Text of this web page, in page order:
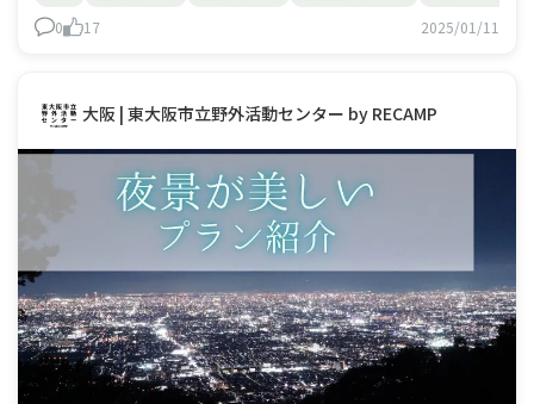
リビングと寝室が分かれた2ルームテントのリビング部分
0 17 2025/01/11
大阪 | 東大阪市立野外活動センター by RECAMP